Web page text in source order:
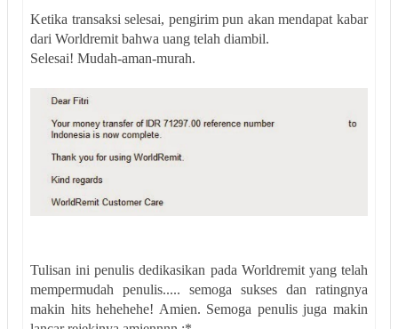
Ketika transaksi selesai, pengirim pun akan mendapat kabar
dari Worldremit bahwa uang telah diambil.
Selesai! Mudah-aman-murah.
Tulisan ini penulis dedikasikan pada Worldremit yang telah
mempermudah penulis..... semoga sukses dan ratingnya
makin hits hehehehe! Amien. Semoga penulis juga makin